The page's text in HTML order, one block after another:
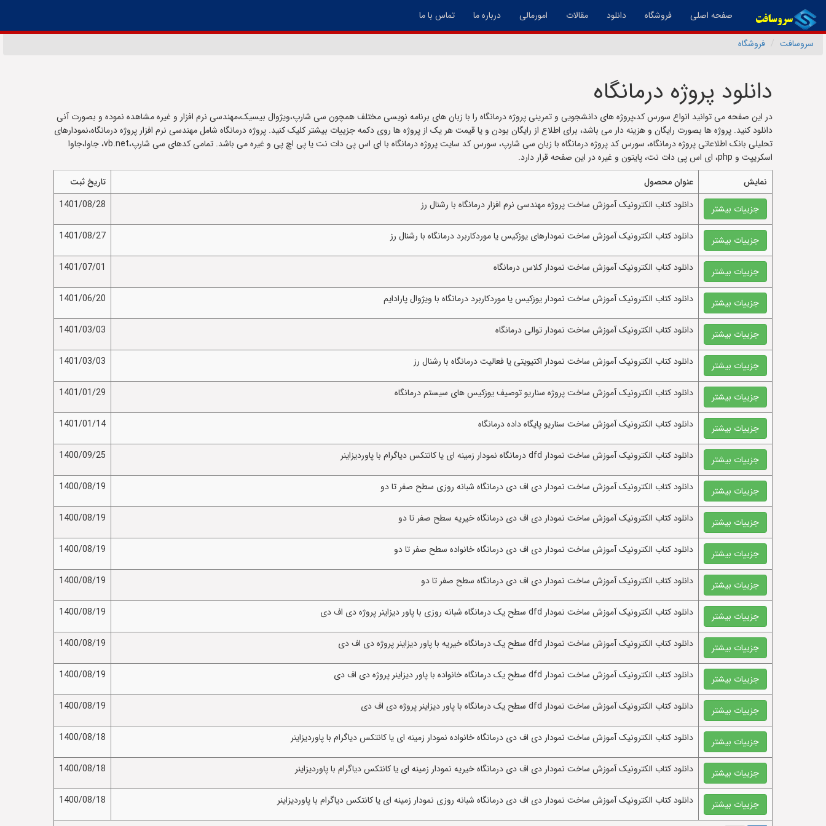
صفحه اصلی(فعال)فروشگاه دانلود مقالات امورمالی درباره ما تماس با ما
سروسافت فروشگاه
دانلود پروژه درمانگاه
در این صفحه می توانید انواع سورس کد،پروژه های دانشجویی و تمرینی پروژه درمانگاه را با زبان های برنامه نویسی مختلف همچون سی شارپ،ویژوال بیسیک،مهندسی نرم افزار و غیره مشاهده نموده و بصورت آنی
دانلود کنید. پروژه ها بصورت رایگان و هزینه دار می باشد، برای اطلاع از رایگان بودن و یا قیمت هر یک از پروژه ها روی دکمه جزییات بیشتر کلیک کنید. پروژه درمانگاه شامل مهندسی نرم افزار پروژه درمانگاه،نمودارهای
تحلیلی بانک اطلاعاتی پروژه درمانگاه، سورس کد پروژه درمانگاه با زبان سی شارپ، سورس کد سایت پروژه درمانگاه با ای اس پی دات نت یا پی اچ پی و غیره می باشد. تمامی کدهای سی شارپ،vb.net، جاوا،جاوا
اسکریپت و php، ای اس پی دات نت، پایتون و غیره در این صفحه قرار دارد.
نمایش
عنوان محصول
تاریخ ثبت
جزییات بیشتر
دانلود کتاب الکترونيک آموزش ساخت پروژه مهندسی نرم افزار درمانگاه با رشنال رز 1401/08/28
جزییات بیشتر دانلود کتاب الکترونيک آموزش ساخت نمودارهای یوزکیس یا موردکاربرد درمانگاه با رشنال رز 1401/08/27
جزییات بیشتر دانلود کتاب الکترونيک آموزش ساخت نمودار کلاس درمانگاه 1401/07/01
جزییات بیشتر دانلود کتاب الکترونيک آموزش ساخت نمودار یوزکیس یا موردکاربرد درمانگاه با ویژوال پارادایم 1401/06/20
جزییات بیشتر دانلود کتاب الکترونيک آموزش ساخت نمودار توالی درمانگاه 1401/03/03
جزییات بیشتر دانلود کتاب الکترونيک آموزش ساخت نمودار اکتیویتی یا فعالیت درمانگاه با رشنال رز 1401/03/03
جزییات بیشتر دانلود کتاب الکترونيک آموزش ساخت پروژه سناریو توصیف یوزکیس های سیستم درمانگاه 1401/01/29
جزییات بیشتر دانلود کتاب الکترونيک آموزش ساخت سناریو پایگاه داده درمانگاه 1401/01/14
جزییات بیشتر دانلود کتاب الکترونيک آموزش ساخت نمودار dfd درمانگاه نمودار زمینه ای یا کانتکس دیاگرام با پاوردیزاینر 1400/09/25
جزییات بیشتر دانلود کتاب الکترونيک آموزش ساخت نمودار دی اف دی درمانگاه شبانه روزی سطح صفر تا دو 1400/08/19
جزییات بیشتر دانلود کتاب الکترونيک آموزش ساخت نمودار دی اف دی درمانگاه خیریه سطح صفر تا دو 1400/08/19
جزییات بیشتر دانلود کتاب الکترونيک آموزش ساخت نمودار دی اف دی درمانگاه خانواده سطح صفر تا دو 1400/08/19
جزییات بیشتر دانلود کتاب الکترونيک آموزش ساخت نمودار دی اف دی درمانگاه سطح صفر تا دو 1400/08/19
جزییات بیشتر دانلود کتاب الکترونيک آموزش ساخت نمودار dfd سطح یک درمانگاه شبانه روزی با پاور دیزاینر پروژه دی اف دی 1400/08/19
جزییات بیشتر دانلود کتاب الکترونيک آموزش ساخت نمودار dfd سطح یک درمانگاه خیریه با پاور دیزاینر پروژه دی اف دی 1400/08/19
جزییات بیشتر دانلود کتاب الکترونيک آموزش ساخت نمودار dfd سطح یک درمانگاه خانواده با پاور دیزاینر پروژه دی اف دی 1400/08/19
جزییات بیشتر دانلود کتاب الکترونيک آموزش ساخت نمودار dfd سطح یک درمانگاه با پاور دیزاینر پروژه دی اف دی 1400/08/19
جزییات بیشتر دانلود کتاب الکترونيک آموزش ساخت نمودار دی اف دی درمانگاه خانواده نمودار زمینه ای یا کانتکس دیاگرام با پاوردیزاینر 1400/08/18
جزییات بیشتر دانلود کتاب الکترونيک آموزش ساخت نمودار دی اف دی درمانگاه خیریه نمودار زمینه ای یا کانتکس دیاگرام با پاوردیزاینر 1400/08/18
جزییات بیشتر دانلود کتاب الکترونيک آموزش ساخت نمودار دی اف دی درمانگاه شبانه روزی نمودار زمینه ای یا کانتکس دیاگرام با پاوردیزاینر 1400/08/18